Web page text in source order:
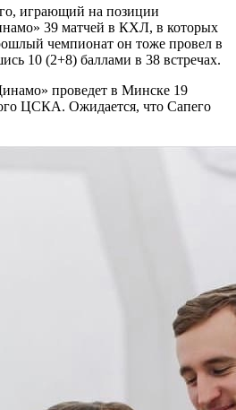
играющий на позиции
39 матчей в КХЛ, в которых
чемпионат он тоже провел в
10 (2+8) баллами в 38 встречах.
проведет в Минске 19
ЦСКА. Ожидается, что Сапего